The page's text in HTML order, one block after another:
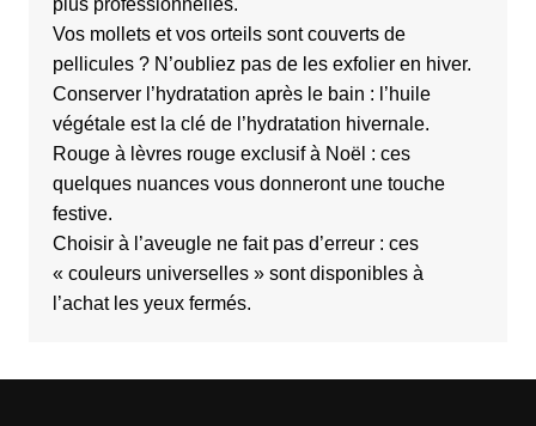
plus professionnelles.
Vos mollets et vos orteils sont couverts de
pellicules ? N’oubliez pas de les exfolier en hiver.
Conserver l’hydratation après le bain : l’huile
végétale est la clé de l’hydratation hivernale.
Rouge à lèvres rouge exclusif à Noël : ces
quelques nuances vous donneront une touche
festive.
Choisir à l’aveugle ne fait pas d’erreur : ces
« couleurs universelles » sont disponibles à
l’achat les yeux fermés.